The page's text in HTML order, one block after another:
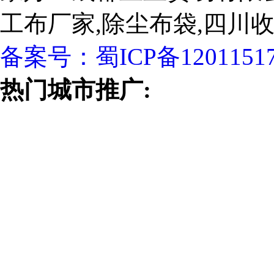
工布厂家,除尘布袋,四川
备案号： 蜀ICP备
热门城市推广: